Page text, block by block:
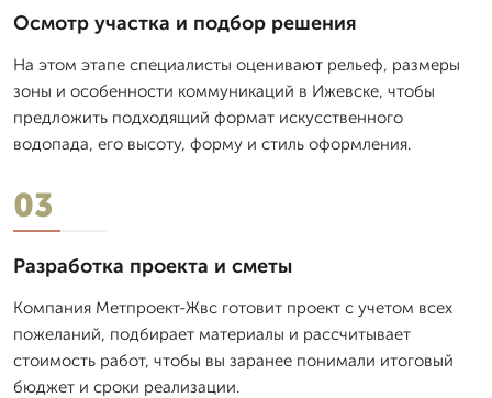
Осмотр участка и подбор решения
На этом этапе специалисты оценивают рельеф, размеры
зоны и особенности коммуникаций в Ижевске, чтобы
предложить подходящий формат искусственного
водопада, его высоту, форму и стиль оформления.
03
Разработка проекта и сметы
Компания Метпроект-Жвс готовит проект с учетом всех
пожеланий, подбирает материалы и рассчитывает
стоимость работ, чтобы вы заранее понимали итоговый
бюджет и сроки реализации.